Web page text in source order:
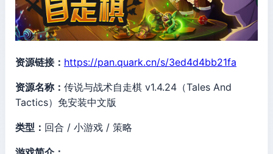
资源链接： https://pan.quark.cn/s/3ed4d4bb21fa
资源名称： 传说与战术自走棋 v1.4.24（Tales And
Tactics）免安装中文版
类型： 回合 / 小游戏 / 策略